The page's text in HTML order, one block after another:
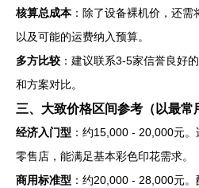
核算总成本：除了设备裸机价，还需
以及可能的运费纳入预算。
多方比较 ：建议联系3-5家信誉良好
和方案对比。
三、大致价格区间参考（以最常
经济入门型 ：约15,000 - 20,000元
零售店，能满足基本彩色印花需求。
商用标准型 ：约20,000 - 28,000元